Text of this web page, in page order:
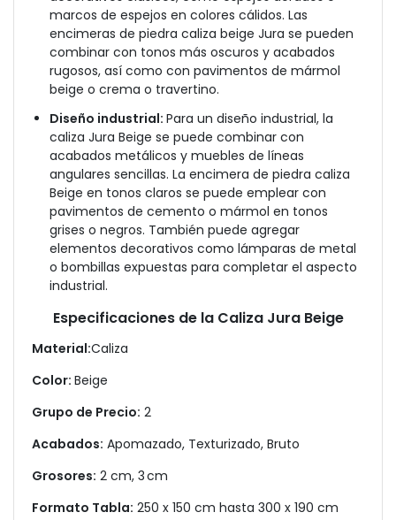
marcos de espejos en colores cálidos. Las
encimeras de piedra caliza beige Jura se pueden
combinar con tonos más oscuros y acabados
rugosos, así como con pavimentos de mármol
beige o crema o travertino.
Diseño industrial: Para un diseño industrial, la
caliza Jura Beige se puede combinar con
acabados metálicos y muebles de líneas
angulares sencillas. La encimera de piedra caliza
Beige en tonos claros se puede emplear con
pavimentos de cemento o mármol en tonos
grises o negros. También puede agregar
elementos decorativos como lámparas de metal
o bombillas expuestas para completar el aspecto
industrial.
Especificaciones de la Caliza Jura Beige
Material:Caliza
Color: Beige
Grupo de Precio: 2
Acabados: Apomazado, Texturizado, Bruto
Grosores: 2 cm, 3 cm
Formato Tabla: 250 x 150 cm hasta 300 x 190 cm